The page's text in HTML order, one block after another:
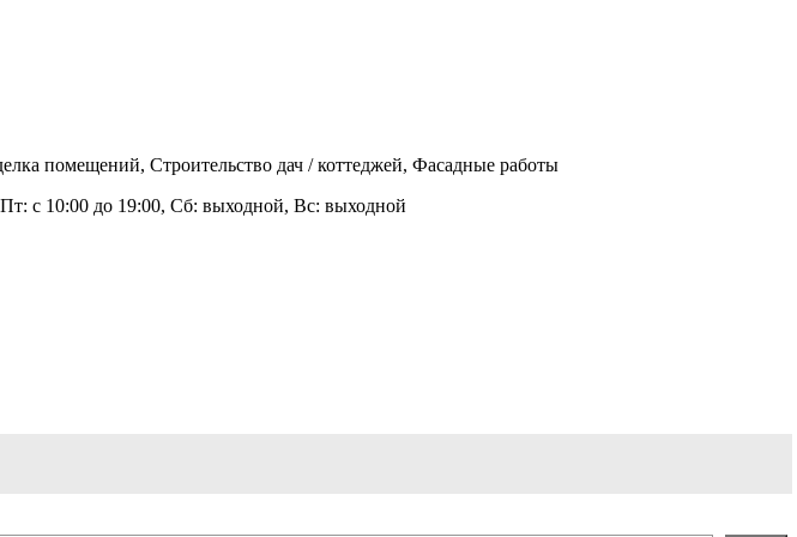
помещений, Строительство дач / коттеджей, Фасадные работы
с 10:00 до 19:00, Сб: выходной, Вс: выходной